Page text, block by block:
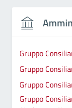
Gruppo
Gruppo
Gruppo
Gruppo